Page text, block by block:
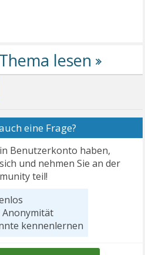
eine Frage?
Benutzerkonto haben,
und nehmen Sie an der
teil!
Anonymität
kennenlernen